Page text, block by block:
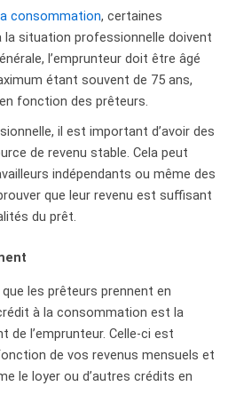
consommation, certaines
la situation professionnelle doivent
l’emprunteur doit être âgé
étant souvent de 75 ans,
fonction des prêteurs.
il est important d’avoir des
de revenu stable. Cela peut
indépendants ou même des
que leur revenu est suffisant
du prêt.
les prêteurs prennent en
à la consommation est la
de l’emprunteur. Celle-ci est
de vos revenus mensuels et
le loyer ou d’autres crédits en